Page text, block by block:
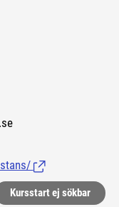
(Länk till extern
Kursstart ej sökbar